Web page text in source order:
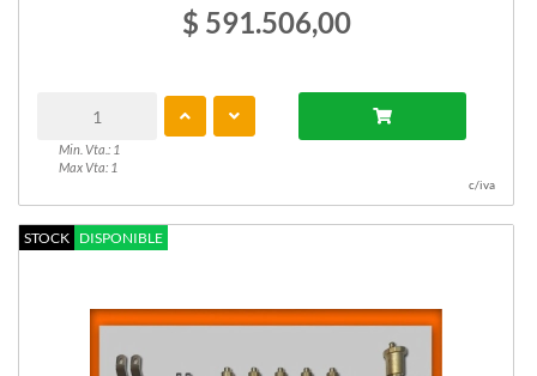
$ 591.506,00
Min. Vta.: 1
Max Vta: 1
c/iva
STOCK DISPONIBLE